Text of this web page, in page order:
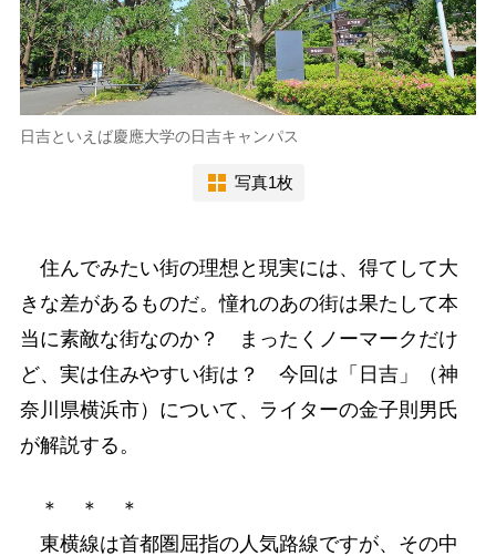
日吉といえば慶應大学の日吉キャンパス
写真1枚
住んでみたい街の理想と現実には、得てして大
きな差があるものだ。憧れのあの街は果たして本
当に素敵な街なのか？ まったくノーマークだけ
ど、実は住みやすい街は？ 今回は「日吉」（神
奈川県横浜市）について、ライターの金子則男氏
が解説する。
＊ ＊ ＊
東横線は首都圏屈指の人気路線ですが、その中